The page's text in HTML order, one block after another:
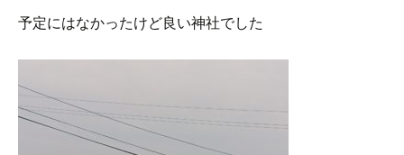
予定にはなかったけど良い神社でした